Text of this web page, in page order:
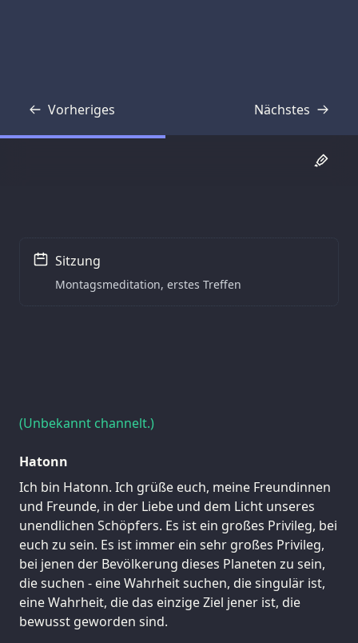
Vorheriges
Transkript Nächstes
Transkript
(Unbekannt channelt.)
Hatonn
Ich bin Hatonn. Ich grüße euch, meine Freundinnen
und Freunde, in der Liebe und dem Licht unseres
unendlichen Schöpfers. Es ist ein großes Privileg, bei
euch zu sein. Es ist immer ein sehr großes Privileg,
bei jenen der Bevölkerung dieses Planeten zu sein,
die suchen - eine Wahrheit suchen, die singulär ist,
eine Wahrheit, die das einzige Ziel jener ist, die
bewusst geworden sind.
Sitzung
Montagsmeditation, erstes Treffen